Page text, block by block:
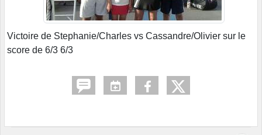
Victoire de Stephanie/Charles vs Cassandre/Olivier sur le
score de 6/3 6/3